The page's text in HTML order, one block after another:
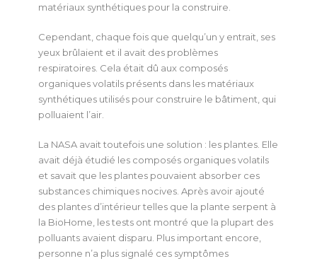
matériaux synthétiques pour la construire.
Cependant, chaque fois que quelqu’un y entrait, ses
yeux brûlaient et il avait des problèmes
respiratoires. Cela était dû aux composés
organiques volatils présents dans les matériaux
synthétiques utilisés pour construire le bâtiment, qui
polluaient l’air.
La NASA avait toutefois une solution : les plantes. Elle
avait déjà étudié les composés organiques volatils
et savait que les plantes pouvaient absorber ces
substances chimiques nocives. Après avoir ajouté
des plantes d’intérieur telles que la plante serpent à
la BioHome, les tests ont montré que la plupart des
polluants avaient disparu. Plus important encore,
personne n’a plus signalé ces symptômes